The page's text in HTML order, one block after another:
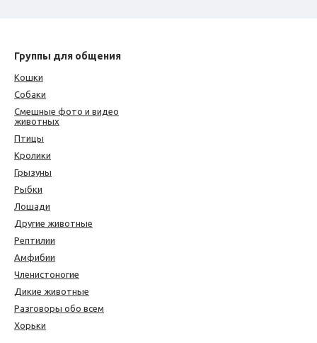
Группы для общения
Кошки
Собаки
Смешные фото и видео
животных
Птицы
Кролики
Грызуны
Рыбки
Лошади
Другие животные
Рептилии
Амфибии
Членистоногие
Дикие животные
Разговоры обо всем
Хорьки